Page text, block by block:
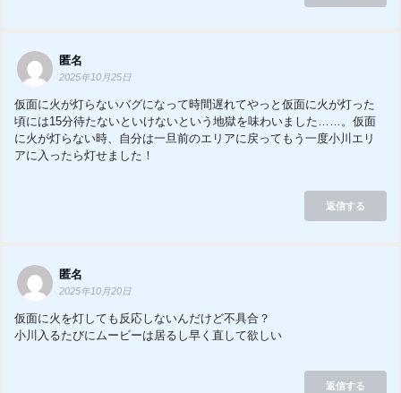
匿名
2025年10月25日
仮面に火が灯らないバグになって時間遅れてやっと仮面に火が灯った
頃には15分待たないといけないという地獄を味わいました……。仮面
に火が灯らない時、自分は一旦前のエリアに戻ってもう一度小川エリ
アに入ったら灯せました！
返信する
匿名
2025年10月20日
仮面に火を灯しても反応しないんだけど不具合？
小川入るたびにムービーは居るし早く直して欲しい
返信する